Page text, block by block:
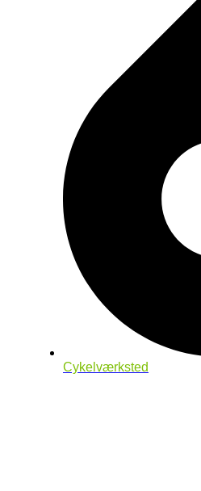
Cykelværksted